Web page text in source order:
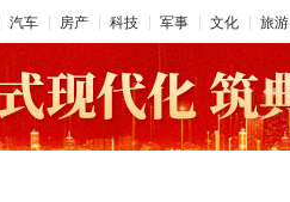
汽车 房产 科技 军事 文化 旅游